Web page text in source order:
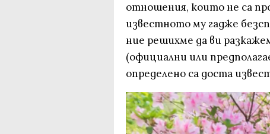
отношения, които не са
известното му гадже
ние решихме да ви
(официални или
определено са доста